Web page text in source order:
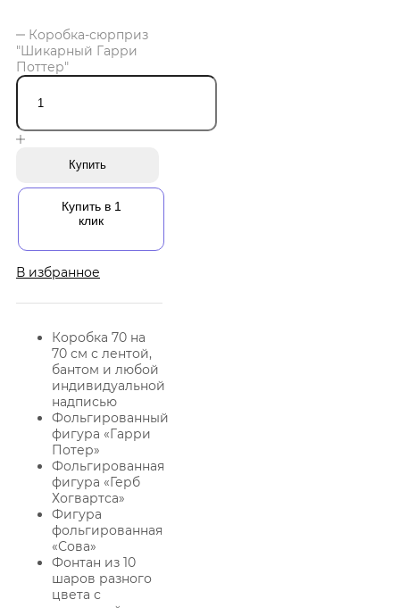
Коробка-сюрприз
"Шикарный Гарри
Поттер"
Купить
Купить в 1
клик
В избранное
Коробка 70 на
70 см с лентой,
бантом и любой
индивидуальной
надписью
Фольгированный
фигура «Гарри
Потер»
Фольгированная
фигура «Герб
Хогвартса»
Фигура
фольгированная
«Сова»
Фонтан из 10
шаров разного
цвета с